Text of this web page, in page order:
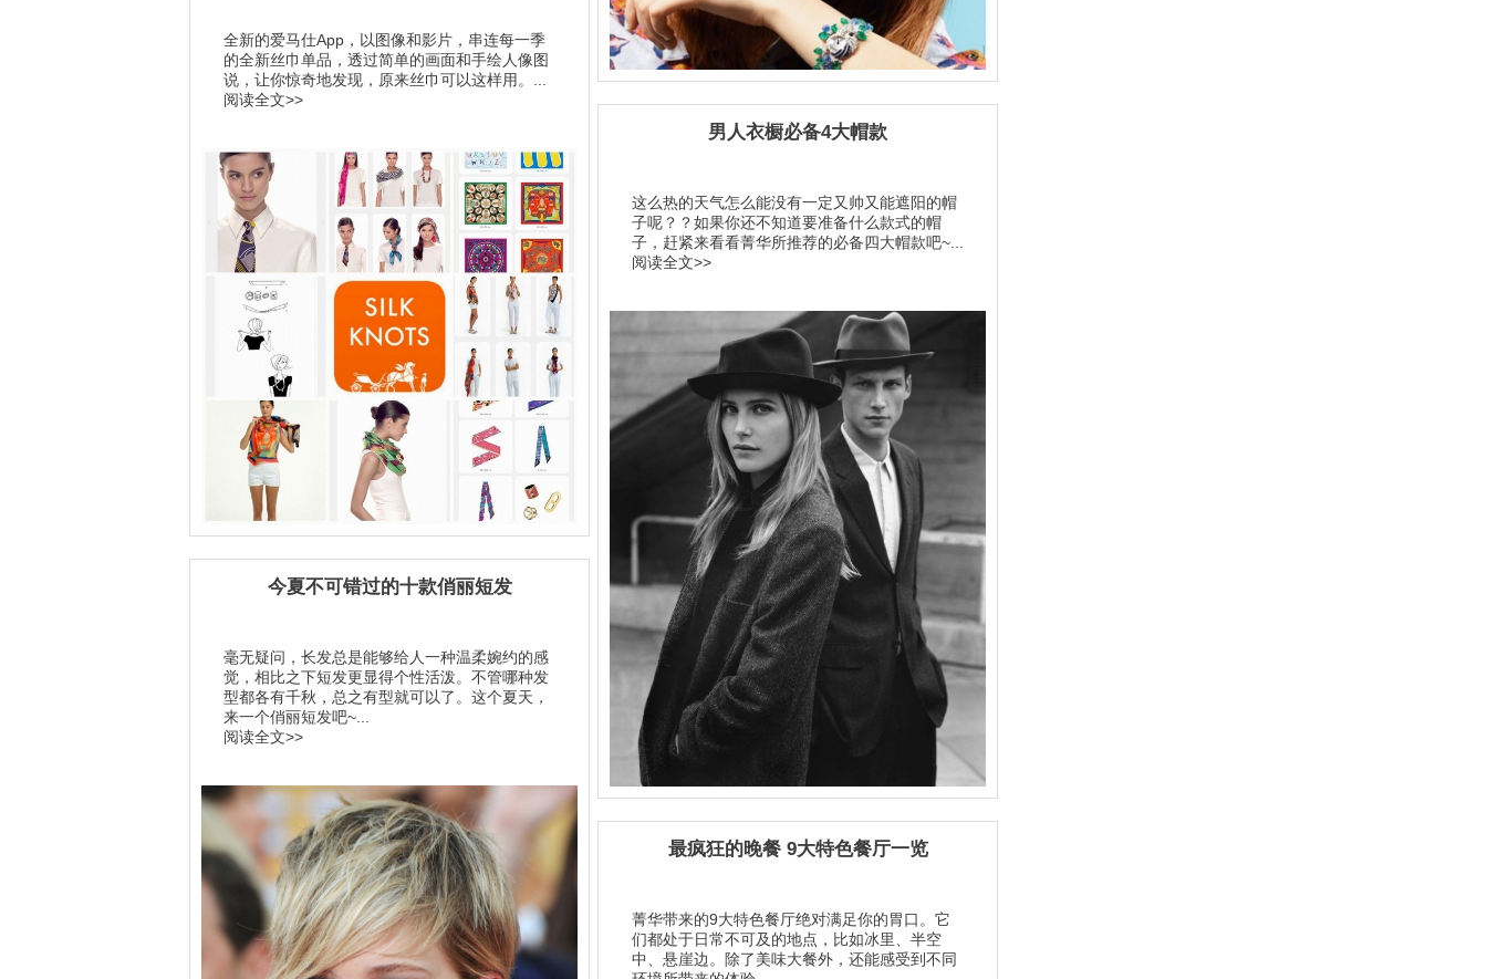
全新的爱马仕App，以图像和影片，串连每一季
的全新丝巾单品，透过简单的画面和手绘人像图
说，让你惊奇地发现，原来丝巾可以这样用。...
阅读全文>>
男人衣橱必备4大帽款
这么热的天气怎么能没有一定又帅又能遮阳的帽
子呢？？如果你还不知道要准备什么款式的帽
子，赶紧来看看菁华所推荐的必备四大帽款吧~...
阅读全文>>
今夏不可错过的十款俏丽短发
毫无疑问，长发总是能够给人一种温柔婉约的感
觉，相比之下短发更显得个性活泼。不管哪种发
型都各有千秋，总之有型就可以了。这个夏天，
来一个俏丽短发吧~...
阅读全文>>
最疯狂的晚餐 9大特色餐厅一览
菁华带来的9大特色餐厅绝对满足你的胃口。它
们都处于日常不可及的地点，比如冰里、半空
中、悬崖边。除了美味大餐外，还能感受到不同